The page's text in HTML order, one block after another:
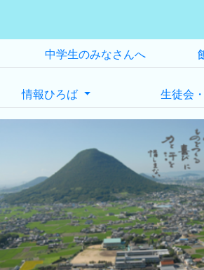
中学生のみなさんへ
情報ひろば 生徒会